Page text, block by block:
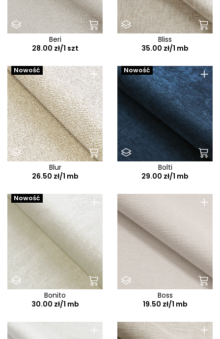
Beri
28.00 zł/1 szt
Bliss
35.00 zł/1 mb
+
Nowość
Blur
26.50 zł/1 mb
+
Nowość
Bolti
29.00 zł/1 mb
+
Nowość
Bonito
30.00 zł/1 mb
+
Boss
19.50 zł/1 mb
+ +